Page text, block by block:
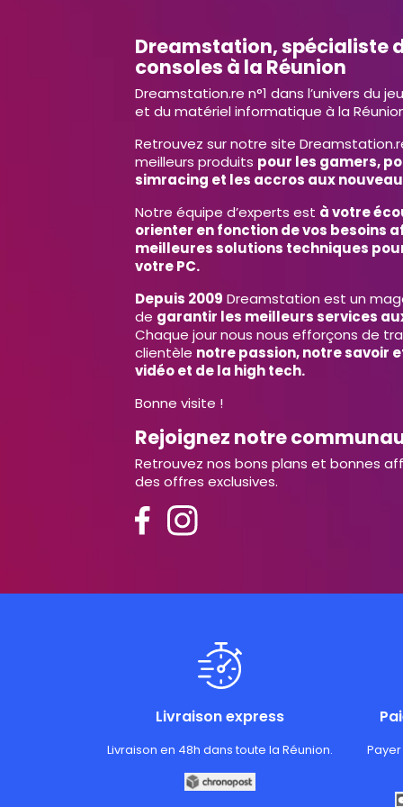
Dreamstation, spécialiste
consoles à la Réunion
Dreamstation.re n°1 dans l’univers du
et du matériel informatique à la
Retrouvez sur notre site
meilleurs produits pour les gamers,
simracing et les accros aux
Notre équipe d’experts est à votre
orienter en fonction de vos besoins
meilleures solutions techniques
votre PC.
Depuis 2009 Dreamstation est un
de garantir les meilleurs services
Chaque jour nous nous efforçons de
clientèle notre passion, notre savoir
vidéo et de la high tech.
Bonne visite !
Rejoignez notre
Retrouvez nos bons plans et bonnes
des offres exclusives.
Livraison express
Livraison en 48h dans toute la Réunion.